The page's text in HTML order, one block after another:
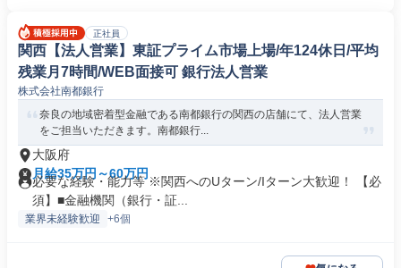
正社員
関西【法人営業】東証プライム市場上場/年124休日/平均
残業月7時間/WEB面接可 銀行法人営業
株式会社南都銀行
奈良の地域密着型金融である南都銀行の関西の店舗にて、法人営業
をご担当いただきます。南都銀行...
大阪府
月給35万円～60万円
必要な経験・能力等 ※関西へのUターン/Iターン大歓迎！ 【必
須】■金融機関（銀行・証...
業界未経験歓迎 +6個